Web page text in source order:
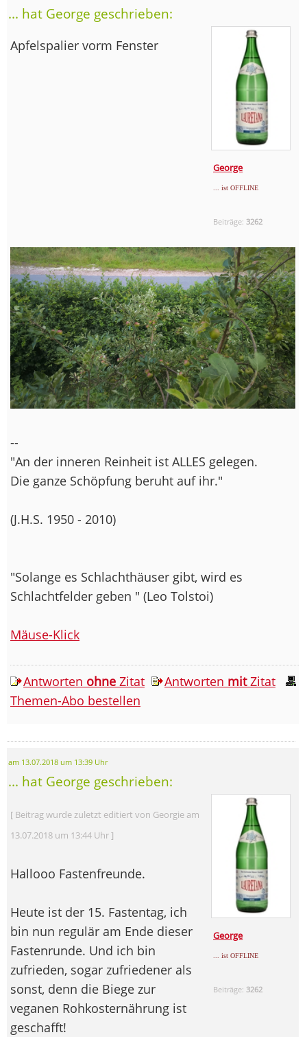
... hat George geschrieben:
George
... ist OFFLINE
Beiträge:3262
Apfelspalier vorm Fenster
--
"An der inneren Reinheit ist ALLES gelegen.
Die ganze Schöpfung beruht auf ihr."
(J.H.S. 1950 - 2010)
"Solange es Schlachthäuser gibt, wird es
Schlachtfelder geben " (Leo Tolstoi)
Mäuse-Klick
Antworten ohne Zitat Antworten mitZitat
Themen-Abo bestellen
am 13.07.2018 um 13:39 Uhr
... hat George geschrieben:
George
... ist OFFLINE
Beiträge: 3262
[ Beitrag wurde zuletzt editiert von Georgie am
13.07.2018 um 13:44 Uhr ]
Hallooo Fastenfreunde.
Heute ist der 15. Fastentag, ich
bin nun regulär am Ende dieser
Fastenrunde. Und ich bin
zufrieden, sogar zufriedener als
sonst, denn die Biege zur
veganen Rohkosternährung ist
geschafft!